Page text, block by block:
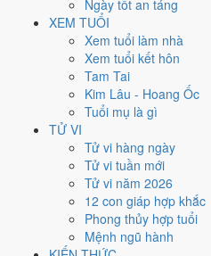
Ngày tốt an táng
XEM TUỔI
Xem tuổi làm nhà
Xem tuổi kết hôn
Tam Tai
Kim Lâu - Hoang Ốc
Tuổi mụ là gì
TỬ VI
Tử vi hàng ngày
Tử vi tuần mới
Tử vi năm 2026
12 con giáp hợp khắc
Phong thủy hợp tuổi
Mệnh ngũ hành
Năm 2030 là
gì?
Năm 2030 là năm Canh Tuất, Nạp
Thiên Can Canh hànhKimgặp Địa
hành của năm vì vậy làKim - Thổ.
can chi Canh Tuất .